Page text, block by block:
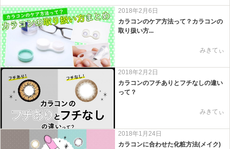
2018年2月6日
カラコンのケア方法って？カラコンの
取り扱い方...
みきてぃ
2018年2月2日
カラコンのフチありとフチなしの違い
って？
みきてぃ
2018年1月24日
カラコンに合わせた化粧方法(メイク)